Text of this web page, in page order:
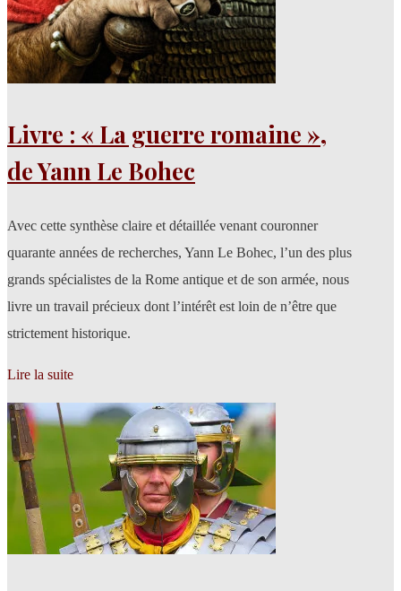
Livre : « La guerre romaine »,
de Yann Le Bohec
Avec cette synthèse claire et détaillée venant couronner
quarante années de recherches, Yann Le Bohec, l’un des plus
grands spécialistes de la Rome antique et de son armée, nous
livre un travail précieux dont l’intérêt est loin de n’être que
strictement historique.
Lire la suite